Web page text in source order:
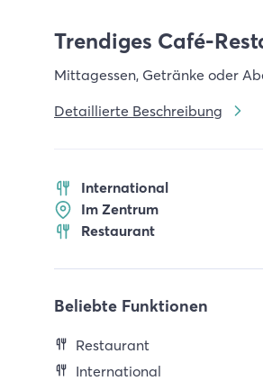
Trendiges Café-
Mittagessen, Getränke oder
Detaillierte Beschreibung
International
Im Zentrum
Restaurant
Beliebte Funktionen
Restaurant
International